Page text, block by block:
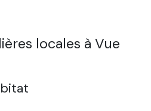
locales à Vue